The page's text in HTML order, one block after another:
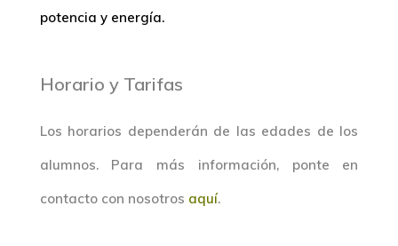
potencia y energía.
Horario y Tarifas
Los horarios dependerán de las edades de los
alumnos. Para más información, ponte en
contacto con nosotros aquí.